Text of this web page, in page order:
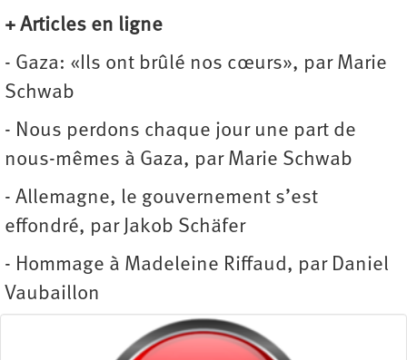
+ Articles en ligne
- Gaza: «Ils ont brûlé nos cœurs», par Marie
Schwab
- Nous perdons chaque jour une part de
nous-mêmes à Gaza, par Marie Schwab
- Allemagne, le gouvernement s’est
effondré, par Jakob Schäfer
- Hommage à Madeleine Riffaud, par Daniel
Vaubaillon